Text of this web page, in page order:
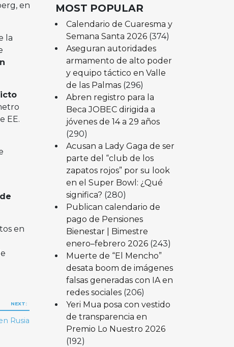
en
la
EE.
en
NEXT:
Rusia
MOST POPULAR
Calendario de Cuaresma y
Semana Santa 2026 (374)
Aseguran autoridades
armamento de alto poder
y equipo táctico en Valle
de las Palmas (296)
Abren registro para la
Beca JOBEC dirigida a
jóvenes de 14 a 29 años
(290)
Acusan a Lady Gaga de ser
parte del “club de los
zapatos rojos” por su look
en el Super Bowl: ¿Qué
significa? (280)
Publican calendario de
pago de Pensiones
Bienestar | Bimestre
enero–febrero 2026 (243)
Muerte de “El Mencho”
desata boom de imágenes
falsas generadas con IA en
redes sociales (206)
Yeri Mua posa con vestido
de transparencia en
Premio Lo Nuestro 2026
(192)